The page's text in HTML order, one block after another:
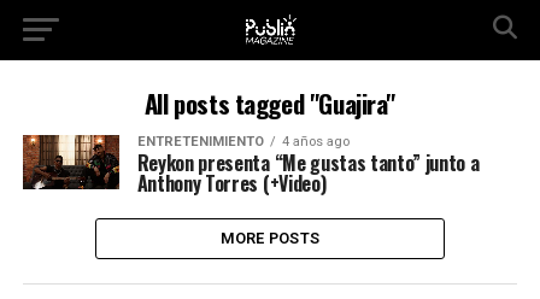
All posts tagged "Guajira"
ENTRETENIMIENTO 4 años ago
Reykon presenta “Me gustas tanto” junto a
Anthony Torres (+Video)
MORE POSTS